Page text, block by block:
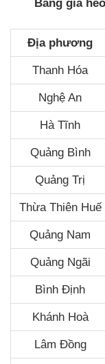
Bảng giá
Địa phương
Thanh Hóa
Nghệ An
Hà Tĩnh
Quảng Bình
Quảng Trị
Thừa Thiên Huế
Quảng Nam
Quảng Ngãi
Bình Định
Khánh Hoà
Lâm Đồng